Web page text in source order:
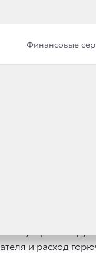
Финансовые
и расход